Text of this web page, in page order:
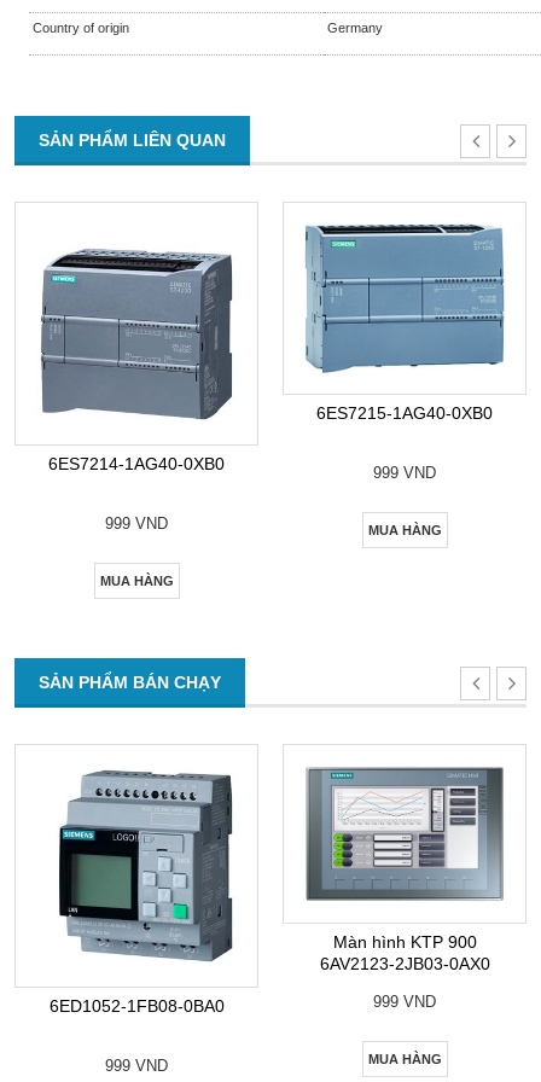
Country of origin Germany
SẢN PHẨM LIÊN QUAN
6ES7214-1AG40-0XB0
999 VND
MUA HÀNG
6ES7215-1AG40-0XB0
999 VND
MUA HÀNG
SẢN PHẨM BÁN CHẠY
6ED1052-1FB08-0BA0
999 VND
Màn hình KTP 900
6AV2123-2JB03-0AX0
999 VND
MUA HÀNG